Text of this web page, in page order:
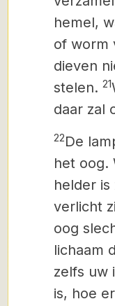
hemel,
of worm
dieven
stelen. 21
daar zal
22De
het oog.
helder is
verlicht
oog
lichaam
zelfs uw
is, hoe